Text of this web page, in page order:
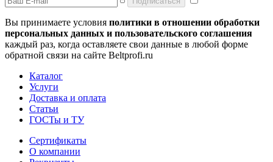
Вы принимаете условия политики в отношении обработки
персональных данных и пользовательского соглашения
каждый раз, когда оставляете свои данные в любой форме
обратной связи на сайте Beltprofi.ru
Каталог
Услуги
Доставка и оплата
Статьи
ГОСТы и ТУ
Сертификаты
О компании